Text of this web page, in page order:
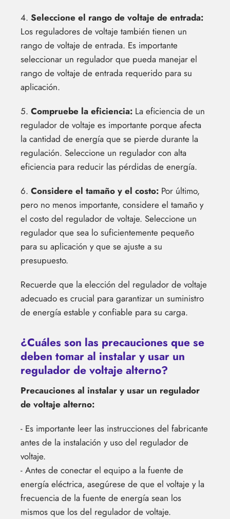
4. Seleccione el rango de voltaje de entrada:
Los reguladores de voltaje también tienen un
rango de voltaje de entrada. Es importante
seleccionar un regulador que pueda manejar el
rango de voltaje de entrada requerido para su
aplicación.
5. Compruebe la eficiencia: La eficiencia de un
regulador de voltaje es importante porque afecta
la cantidad de energía que se pierde durante la
regulación. Seleccione un regulador con alta
eficiencia para reducir las pérdidas de energía.
6. Considere el tamaño y el costo: Por último,
pero no menos importante, considere el tamaño y
el costo del regulador de voltaje. Seleccione un
regulador que sea lo suficientemente pequeño
para su aplicación y que se ajuste a su
presupuesto.
Recuerde que la elección del regulador de voltaje
adecuado es crucial para garantizar un suministro
de energía estable y confiable para su carga.
¿Cuáles son las precauciones que se
deben tomar al instalar y usar un
regulador de voltaje alterno?
Precauciones al instalar y usar un regulador
de voltaje alterno:
- Es importante leer las instrucciones del fabricante
antes de la instalación y uso del regulador de
voltaje.
- Antes de conectar el equipo a la fuente de
energía eléctrica, asegúrese de que el voltaje y la
frecuencia de la fuente de energía sean los
mismos que los del regulador de voltaje.